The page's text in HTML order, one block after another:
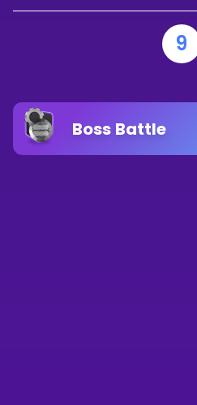
9
Boss Battle